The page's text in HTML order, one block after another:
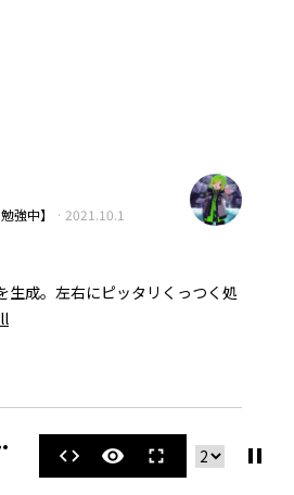
強中】 · 2021.10.1
生成。左右にピッタリくっつく処
code visibility fullscreen pause